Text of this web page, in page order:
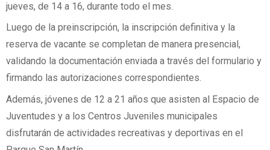
jueves, de 14 a 16, durante todo el mes.
Luego de la preinscripción, la inscripción definitiva y la
reserva de vacante se completan de manera presencial,
validando la documentación enviada a través del formulario y
firmando las autorizaciones correspondientes.
Además, jóvenes de 12 a 21 años que asisten al Espacio de
Juventudes y a los Centros Juveniles municipales
disfrutarán de actividades recreativas y deportivas en el